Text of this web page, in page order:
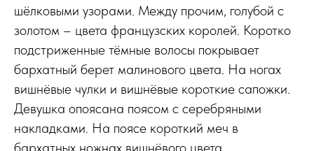
шёлковыми узорами. Между прочим, голубой с
золотом – цвета французских королей. Коротко
подстриженные тёмные волосы покрывает
бархатный берет малинового цвета. На ногах
вишнёвые чулки и вишнёвые короткие сапожки.
Девушка опоясана поясом с серебряными
накладками. На поясе короткий меч в
бархатных ножнах вишнёвого цвета.